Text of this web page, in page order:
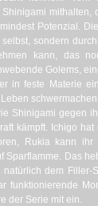
Shinigami
Potenzial.
selbst, sondern
kann, das
Golems,
in feste Materie
Shinigami gegen
kämpft. Ichigo
Rukia kann
Sparflamme. Das
dem Filler-
funktionierende
der Serie mit ein.